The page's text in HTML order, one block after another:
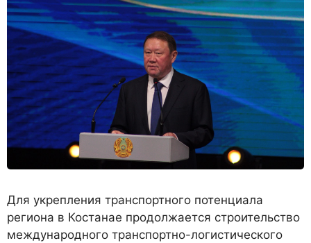
Для укрепления транспортного потенциала
региона в Костанае продолжается строительство
международного транспортно-логистического